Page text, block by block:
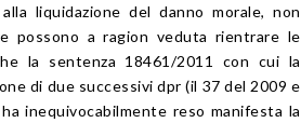
liquidazione del danno morale, non
possono a ragion veduta rientrare le
la sentenza 18461/2011 con cui la
di due successivi dpr (il 37 del 2009 e
inequivocabilmente reso manifesta la